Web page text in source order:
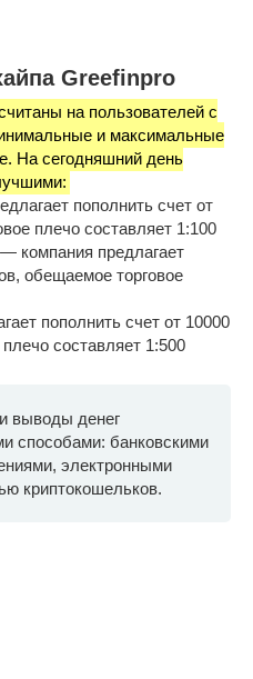
Greefinpro
на пользователей с
и максимальные
На сегодняшний день
пополнить счет от
плечо составляет 1:100
компания предлагает
обещаемое торговое
пополнить счет от 10000
составляет 1:500
выводы денег
способами: банковскими
электронными
криптокошельков.